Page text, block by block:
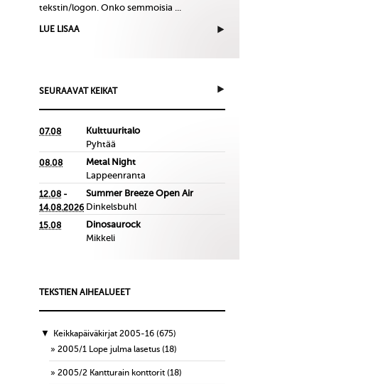
tekstin/logon. Onko semmoisia ...
LUE LISAA
SEURAAVAT KEIKAT
07.08
Kulttuuritalo
Pyhtää
08.08
Metal Night
Lappeenranta
12.08 -
14.08.2026
Summer Breeze Open Air
Dinkelsbuhl
15.08
Dinosaurock
Mikkeli
TEKSTIEN AIHEALUEET
▼ Keikkapäiväkirjat 2005-16 (675)
2005/1 Lope julma lasetus (18)
2005/2 Kantturain konttorit (18)